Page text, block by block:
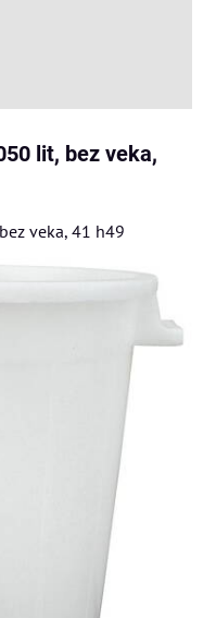
lit, bez veka,
veka, 41 h49